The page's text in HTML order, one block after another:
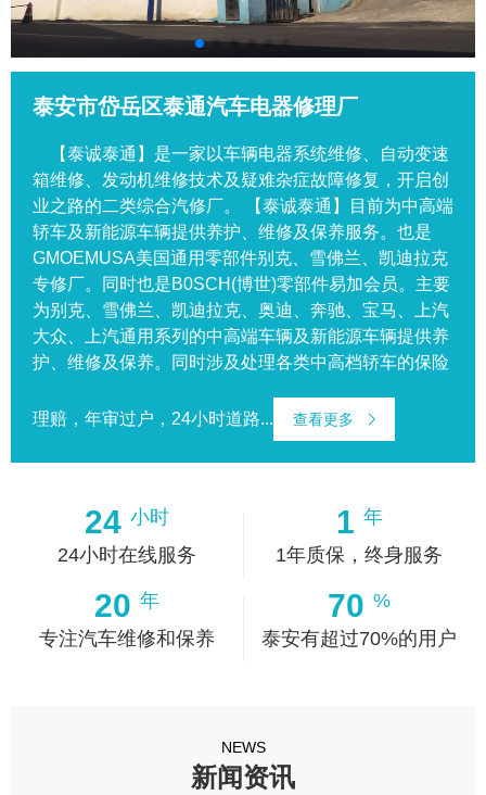
泰安市岱岳区泰通汽车电器修理厂
【泰诚泰通】是一家以车辆电器系统维修、自动变速
箱维修、发动机维修技术及疑难杂症故障修复，开启创
业之路的二类综合汽修厂。 【泰诚泰通】目前为中高端
轿车及新能源车辆提供养护、维修及保养服务。也是
GMOEMUSA美国通用零部件别克、雪佛兰、凯迪拉克
专修厂。同时也是B0SCH(博世)零部件易加会员。主要
为别克、雪佛兰、凯迪拉克、奥迪、奔驰、宝马、上汽
大众、上汽通用系列的中高端车辆及新能源车辆提供养
护、维修及保养。同时涉及处理各类中高档轿车的保险
理赔，年审过户，24小时道路... 查看更多
24 小时
24小时在线服务
1 年
1年质保，终身服务
20 年
专注汽车维修和保养
70 %
泰安有超过70%的用户
NEWS
新闻资讯